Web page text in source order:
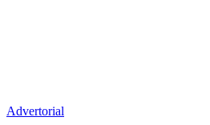
Advertorial